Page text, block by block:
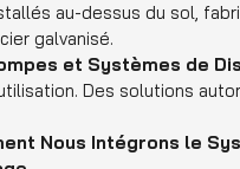
au-dessus du sol,
galvanisé.
et Systèmes de
Des solutions
Nous Intégrons le